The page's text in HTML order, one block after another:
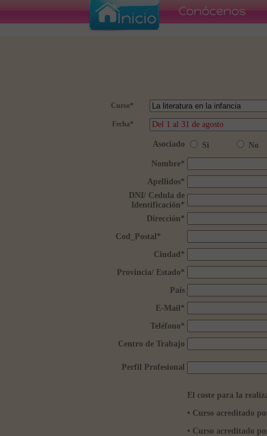
Curso*
Fecha*
Asociado Si No
Nombre*
Apellidos*
DNI/ Cedula de
Identificación*
Dirección*
Cod_Postal *
Ciudad *
Provincia/ Estado*
País
E-Mail *
Teléfono*
Centro de Trabajo
Perfil Profesional
El coste para la
• Curso acreditado
• Curso acreditado